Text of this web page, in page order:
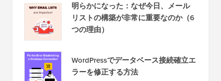
明らかになった：なぜ今日、メール
リストの構築が非常に重要なのか（6
つの理由）
WordPressでデータベース接続確立エ
ラーを修正する方法